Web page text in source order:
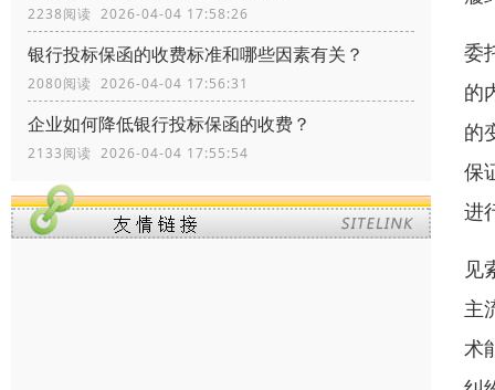
2238阅读 2026-04-04 17:58:26
银行投标保函的收费标准和哪些因素有关？
2080阅读 2026-04-04 17:56:31
企业如何降低银行投标保函的收费？
2133阅读 2026-04-04 17:55:54
委
的
的
保
进
见
主
术